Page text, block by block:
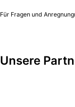
Für Fragen und
Unsere